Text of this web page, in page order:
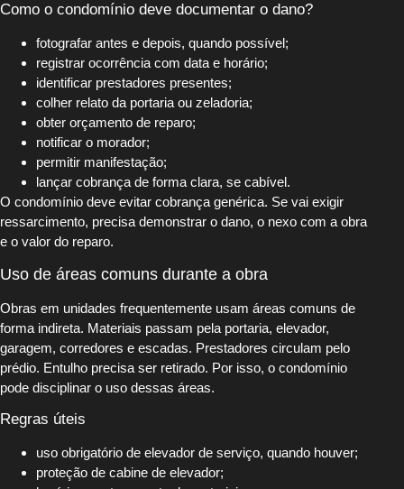
Como o condomínio deve documentar o dano?
fotografar antes e depois, quando possível;
registrar ocorrência com data e horário;
identificar prestadores presentes;
colher relato da portaria ou zeladoria;
obter orçamento de reparo;
notificar o morador;
permitir manifestação;
lançar cobrança de forma clara, se cabível.
O condomínio deve evitar cobrança genérica. Se vai exigir
ressarcimento, precisa demonstrar o dano, o nexo com a obra
e o valor do reparo.
Uso de áreas comuns durante a obra
Obras em unidades frequentemente usam áreas comuns de
forma indireta. Materiais passam pela portaria, elevador,
garagem, corredores e escadas. Prestadores circulam pelo
prédio. Entulho precisa ser retirado. Por isso, o condomínio
pode disciplinar o uso dessas áreas.
Regras úteis
uso obrigatório de elevador de serviço, quando houver;
proteção de cabine de elevador;